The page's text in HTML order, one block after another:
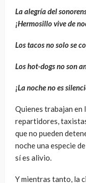
La alegría del
¡Hermosillo vive de
Los tacos no solo se
Los hot-dogs no son
¡La noche no es
Quienes trabajan en
repartidores,
que no pueden
noche una especie
sí es alivio.
Y mientras tanto, la